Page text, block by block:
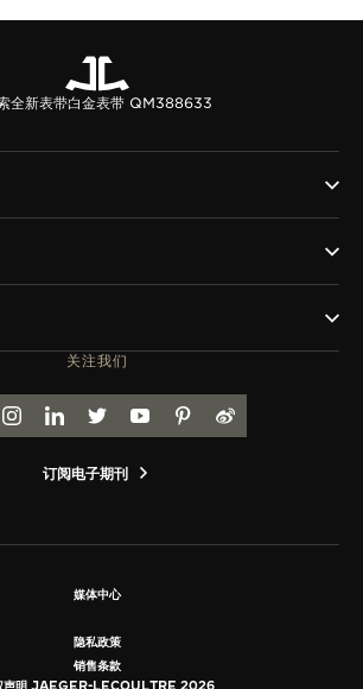
全新表带白金表带 QM388633
关注我们
INSTAGRAM
LINKEDINTWITTERYOUTUBEPINTEREST
WEIBO
订阅电子期刊
媒体中心
隐私政策
销售条款
声明 JAEGER-LECOULTRE 2026